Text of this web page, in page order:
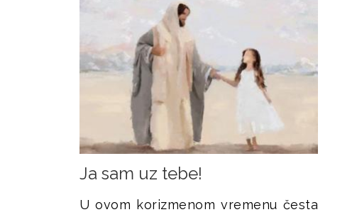
Ja sam uz tebe!
U ovom korizmenom vremenu česta